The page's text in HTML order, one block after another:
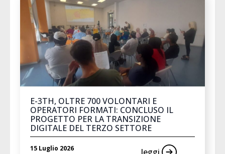
E-3TH, OLTRE 700 VOLONTARI E
OPERATORI FORMATI: CONCLUSO IL
PROGETTO PER LA TRANSIZIONE
DIGITALE DEL TERZO SETTORE
15 Luglio 2026